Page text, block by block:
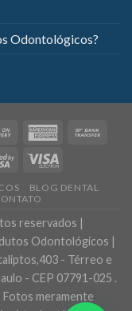
Odontológicos?
BLOG DENTAL
reservados |
Odontológicos |
- Térreo e
- CEP 07791-025 .
Fotos meramente